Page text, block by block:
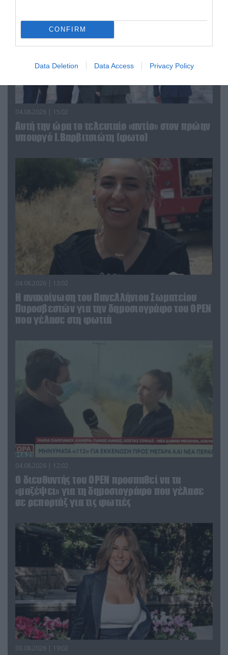
CONFIRM
Data Deletion Data Access Privacy Policy
04.08.2026 | 15:02
Αυτή την ώρα το τελευταίο «αντίο» στον πρώην
υπουργό Ι.Βαρβιτσιώτη (φωτο)
04.08.2026 | 13:02
Η ανακοίνωση του Πανελλήνιου Σωματείου
Πυροσβεστών για την δημοσιογράφο του OPEN
που γέλασε στη φωτιά
04.08.2026 | 12:02
O διευθυντής του OPEN προσπαθεί να τα
«μαζέψει» για τη δημοσιογράφο που γέλασε
σε ρεπορτάζ για τις φωτιές
03.08.2026 | 19:02